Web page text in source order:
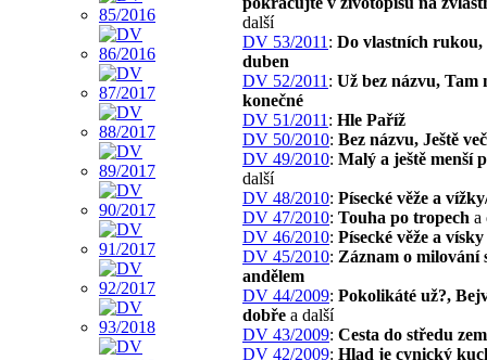
další
DV 53/2011 : Do vlastních
duben
DV 52/2011 : Už bez názvu, Tam
konečné
DV 51/2011 : Hle Paříž
DV 50/2010: Bez názvu, Ještě
DV 49/2010: Malý a ještě menší
další
DV 48/2010: Písecké věže a
DV 47/2010: Touha po tropech a
DV 46/2010: Písecké věže a vísky
DV 45/2010: Záznam o milování
andělem
DV 44/2009: Pokolikáté už?,
dobře a další
DV 43/2009: Cesta do středu
DV 42/2009: Hlad je cynický